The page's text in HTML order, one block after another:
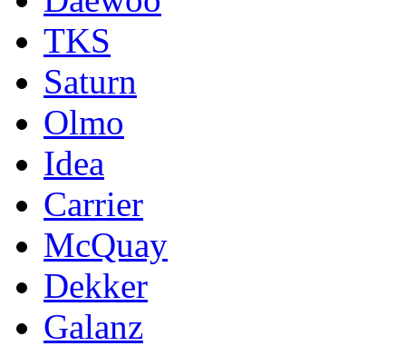
TKS
Saturn
Olmo
Idea
Carrier
McQuay
Dekker
Galanz